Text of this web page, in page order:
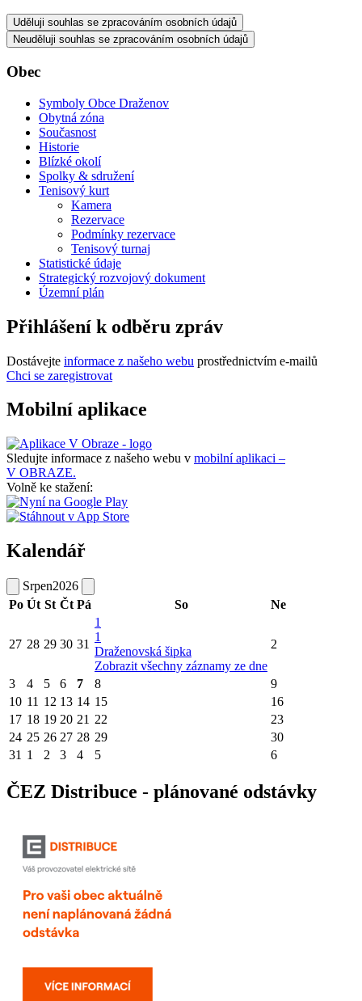
Uděluji souhlas se zpracováním osobních údajů
Neuděluji souhlas se zpracováním osobních údajů
Obec
Symboly Obce Draženov
Obytná zóna
Současnost
Historie
Blízké okolí
Spolky & sdružení
Tenisový kurt
Kamera
Rezervace
Podmínky rezervace
Tenisový turnaj
Statistické údaje
Strategický rozvojový dokument
Územní plán
Přihlášení k odběru zpráv
Dostávejte informace z našeho webu prostřednictvím e-mailů
Chci se zaregistrovat
Mobilní aplikace
Sledujte informace z našeho webu v mobilní aplikaci –
V OBRAZE.
Volně ke stažení:
Kalendář
Srpen2026
Po Út St Čt Pá So Ne
27 28 29 30 31
1
1
Draženovská šipka
Zobrazit všechny záznamy ze dne
2
3 4 5 6 7 8
9
10 11 12 13 14 15
16
17 18 19 20 21 22
23
24 25 26 27 28 29
30
31 1 2 3 4 5 6
ČEZ Distribuce - plánované odstávky